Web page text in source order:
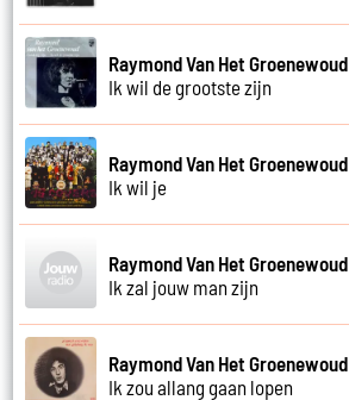
Raymond Van Het Groenewoud
Ik wil de grootste zijn
Raymond Van Het Groenewoud
Ik wil je
Raymond Van Het Groenewoud
Ik zal jouw man zijn
Raymond Van Het Groenewoud
Ik zou allang gaan lopen